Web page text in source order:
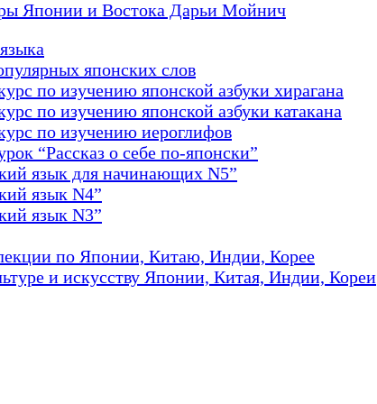
Японии и Востока Дарьи Мойнич
японских слов
по изучению японской азбуки хирагана
по изучению японской азбуки катакана
по изучению иероглифов
“Рассказ о себе по-японски”
язык для начинающих N5”
язык N4”
язык N3”
по Японии, Китаю, Индии, Корее
и искусству Японии, Китая, Индии, Кореи